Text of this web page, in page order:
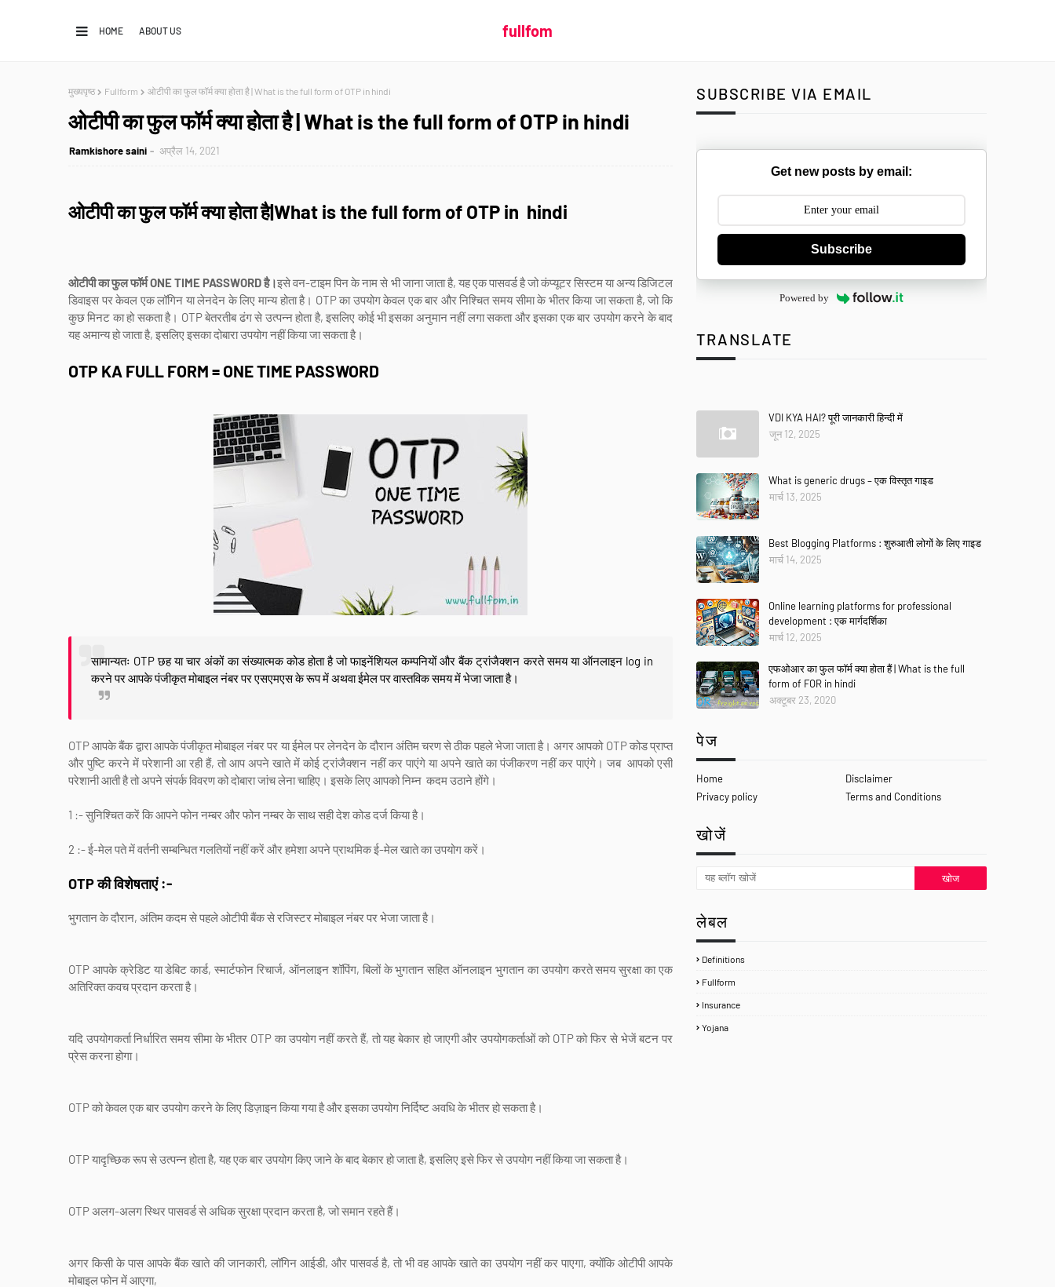
HOME ABOUT US fullfom
मुख्यपृष्ठ Fullform ओटीपी का फुल फॉर्म क्या होता है | What is the full form of OTP in hindi
ओटीपी का फुल फॉर्म क्या होता है | What is the full form of OTP in hindi
Ramkishore saini अप्रैल 14, 2021
ओटीपी का फुल फॉर्म क्या होता है|What is the full form of OTP in hindi
ओटीपी का फुल फॉर्म ONE TIME PASSWORD है।इसे वन-टाइम पिन के नाम से भी जाना जाता है, यह एक पासवर्ड है जो कंप्यूटर सिस्टम या अन्य डिजिटल
डिवाइस पर केवल एक लॉगिन या लेनदेन के लिए मान्य होता है। OTP का उपयोग केवल एक बार और निश्चित समय सीमा के भीतर किया जा सकता है, जो कि
कुछ मिनट का हो सकता है। OTP बेतरतीब ढंग से उत्पन्न होता है, इसलिए कोई भी इसका अनुमान नहीं लगा सकता और इसका एक बार उपयोग करने के बाद
यह अमान्य हो जाता है, इसलिए इसका दोबारा उपयोग नहीं किया जा सकता है।
OTP KA FULL FORM = ONE TIME PASSWORD
सामान्यतः OTP छह या चार अंकों का संख्यात्मक कोड होता है जो फाइनेंशियल कम्पनियों और बैंक ट्रांजैक्शन करते समय या ऑनलाइन log in
करने पर आपके पंजीकृत मोबाइल नंबर पर एसएमएस के रूप में अथवा ईमेल पर वास्तविक समय में भेजा जाता है।
OTP आपके बैंक द्वारा आपके पंजीकृत मोबाइल नंबर पर या ईमेल पर लेनदेन के दौरान अंतिम चरण से ठीक पहले भेजा जाता है। अगर आपको OTP कोड प्राप्त
और पुष्टि करने में परेशानी आ रही हैं, तो आप अपने खाते में कोई ट्रांजैक्शन नहीं कर पाएंगे या अपने खाते का पंजीकरण नहीं कर पाएंगे। जब आपको एसी
परेशानी आती है तो अपने संपर्क विवरण को दोबारा जांच लेना चाहिए। इसके लिए आपको निम्न कदम उठाने होंगे।
1 :- सुनिश्चित करें कि आपने फोन नम्बर और फोन नम्बर के साथ सही देश कोड दर्ज किया है।
2 :- ई-मेल पते में वर्तनी सम्बन्धित गलतियों नहीं करें और हमेशा अपने प्राथमिक ई-मेल खाते का उपयोग करें।
OTP की विशेषताएं :-
भुगतान के दौरान, अंतिम कदम से पहले ओटीपी बैंक से रजिस्टर मोबाइल नंबर पर भेजा जाता है।
OTP आपके क्रेडिट या डेबिट कार्ड, स्मार्टफोन रिचार्ज, ऑनलाइन शॉपिंग, बिलों के भुगतान सहित ऑनलाइन भुगतान का उपयोग करते समय सुरक्षा का एक
अतिरिक्त कवच प्रदान करता है।
यदि उपयोगकर्ता निर्धारित समय सीमा के भीतर OTP का उपयोग नहीं करते हैं, तो यह बेकार हो जाएगी और उपयोगकर्ताओं को OTP को फिर से भेजें बटन पर
प्रेस करना होगा।
OTP को केवल एक बार उपयोग करने के लिए डिज़ाइन किया गया है और इसका उपयोग निर्दिष्ट अवधि के भीतर हो सकता है।
OTP यादृच्छिक रूप से उत्पन्न होता है, यह एक बार उपयोग किए जाने के बाद बेकार हो जाता है, इसलिए इसे फिर से उपयोग नहीं किया जा सकता है।
OTP अलग-अलग स्थिर पासवर्ड से अधिक सुरक्षा प्रदान करता है, जो समान रहते हैं।
अगर किसी के पास आपके बैंक खाते की जानकारी, लॉगिन आईडी, और पासवर्ड है, तो भी वह आपके खाते का उपयोग नहीं कर पाएगा, क्योंकि ओटीपी आपके
मोबाइल फोन में आएगा,
SUBSCRIBE VIA EMAIL
Get new posts by email:
Subscribe
Powered by
TRANSLATE
VDI KYA HAI? पूरी जानकारी हिन्दी में
जून 12, 2025
What is generic drugs – एक विस्तृत गाइड
मार्च 13, 2025
Best Blogging Platforms : शुरुआती लोगों के लिए गाइड
मार्च 14, 2025
Online learning platforms for professional
development : एक मार्गदर्शिका
मार्च 12, 2025
एफओआर का फुल फॉर्म क्या होता हैं | What is the full
form of FOR in hindi
अक्टूबर 23, 2020
पेज
Home
Disclaimer
Privacy policy
Terms and Conditions
खोजें
लेबल
Definitions
Fullform
Insurance
Yojana